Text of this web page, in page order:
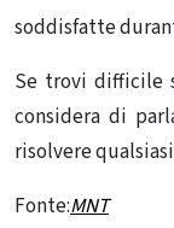
soddisfatte
Se trovi difficile
considera di
risolvere
Fonte:MNT